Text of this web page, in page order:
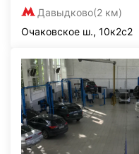
Давыдково(2 км)
Очаковское ш., 10к2с2